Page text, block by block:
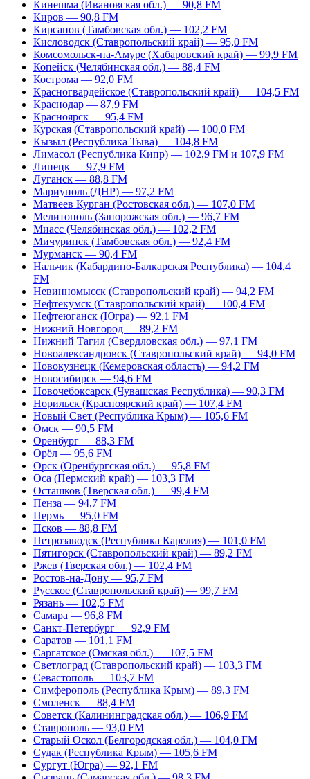
Кинешма (Ивановская обл.) — 90,8 FM
Киров — 90,8 FM
Кирсанов (Тамбовская обл.) — 102,2 FM
Кисловодск (Ставропольский край) — 95,0 FM
Комсомольск-на-Амуре (Хабаровский край) — 99,9 FM
Копейск (Челябинская обл.) — 88,4 FM
Кострома — 92,0 FM
Красногвардейское (Ставропольский край) — 104,5 FM
Краснодар — 87,9 FM
Красноярск — 95,4 FM
Курская (Ставропольский край) — 100,0 FM
Кызыл (Республика Тыва) — 104,8 FM
Лимасол (Республика Кипр) — 102,9 FM и 107,9 FM
Липецк — 97,9 FM
Луганск — 88,8 FM
Мариуполь (ДНР) — 97,2 FM
Матвеев Курган (Ростовская обл.) — 107,0 FM
Мелитополь (Запорожская обл.) — 96,7 FM
Миасс (Челябинская обл.) — 102,2 FM
Мичуринск (Тамбовская обл.) — 92,4 FM
Мурманск — 90,4 FM
Нальчик (Кабардино-Балкарская Республика) — 104,4
FM
Невинномысск (Ставропольский край) — 94,2 FM
Нефтекумск (Ставропольский край) — 100,4 FM
Нефтеюганск (Югра) — 92,1 FM
Нижний Новгород — 89,2 FM
Нижний Тагил (Свердловская обл.) — 97,1 FM
Новоалександровск (Ставропольский край) — 94,0 FM
Новокузнецк (Кемеровская область) — 94,2 FM
Новосибирск — 94,6 FM
Новочебоксарск (Чувашская Республика) — 90,3 FM
Норильск (Красноярский край) — 107,4 FM
Новый Свет (Республика Крым) — 105,6 FM
Омск — 90,5 FM
Оренбург — 88,3 FM
Орёл — 95,6 FM
Орск (Оренбургская обл.) — 95,8 FM
Оса (Пермский край) — 103,3 FM
Осташков (Тверская обл.) — 99,4 FM
Пенза — 94,7 FM
Пермь — 95,0 FM
Псков — 88,8 FM
Петрозаводск (Республика Карелия) — 101,0 FM
Пятигорск (Ставропольский край) — 89,2 FM
Ржев (Тверская обл.) — 102,4 FM
Ростов-на-Дону — 95,7 FM
Русское (Ставропольский край) — 99,7 FM
Рязань — 102,5 FM
Самара — 96,8 FM
Санкт-Петербург — 92,9 FM
Саратов — 101,1 FM
Саргатское (Омская обл.) — 107,5 FM
Светлоград (Ставропольский край) — 103,3 FM
Севастополь — 103,7 FM
Симферополь (Республика Крым) — 89,3 FM
Смоленск — 88,4 FM
Советск (Калининградская обл.) — 106,9 FM
Ставрополь — 93,0 FM
Старый Оскол (Белгородская обл.) — 104,0 FM
Судак (Республика Крым) — 105,6 FM
Сургут (Югра) — 92,1 FM